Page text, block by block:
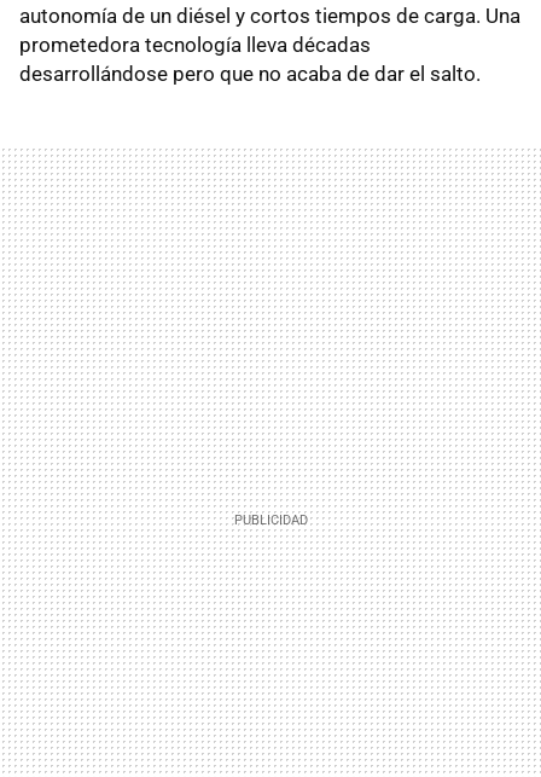
autonomía de un diésel y cortos tiempos de carga. Una
prometedora tecnología lleva décadas
desarrollándose pero que no acaba de dar el salto.